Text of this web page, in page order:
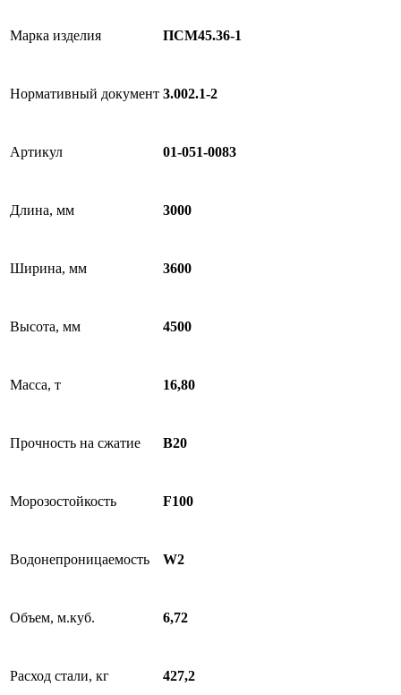
Марка изделия ПСМ45.36-1
Нормативный документ 3.002.1-2
Артикул 01-051-0083
Длина, мм 3000
Ширина, мм 3600
Высота, мм 4500
Масса, т 16,80
Прочность на сжатие B20
Морозостойкость F100
Водонепроницаемость W2
Объем, м.куб. 6,72
Расход стали, кг 427,2